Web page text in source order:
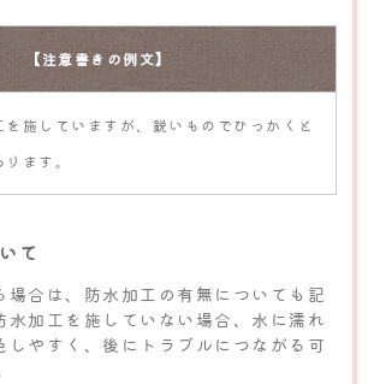
【注意書きの例文】
を施していますが、鋭いものでひっかくと
ます。
て
場合は、防水加工の有無についても記
水加工を施していない場合、水に濡れ
しやすく、後にトラブルにつながる可